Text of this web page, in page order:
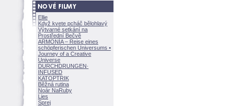
Ellie
Když kvete pcháč bělohlavý
Výtvarné setkání na
Prostřední Bečvě
ARMONÍA – Reise eines
schöpferischen Universums •
Journey of a Creative
Universe
DURCHDRUNGEN·
INFUSED
KATOPTRIK
Běžná rutina
Noár NaRuby
Lies
Sprej